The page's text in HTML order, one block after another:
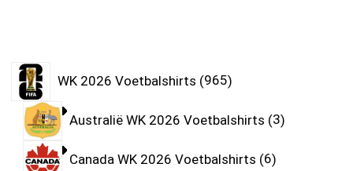
WK 2026 Voetbalshirts 965
Australië WK 2026 Voetbalshirts 3
Canada WK 2026 Voetbalshirts 6